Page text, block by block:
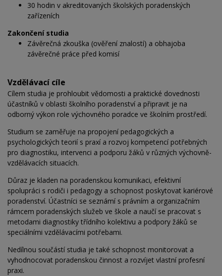
30 hodin v akreditovaných školských poradenských
zařízeních
Zakončení studia
Závěrečná zkouška (ověření znalostí) a obhajoba
závěrečné práce před komisí
Vzdělávací cíle
Cílem studia je prohloubit vědomosti a praktické dovednosti
účastníků v oblasti školního poradenství a připravit je na
odborný výkon role výchovného poradce ve školním prostředí.
Studium se zaměřuje na propojení pedagogických a
psychologických teorií s praxí a rozvoj kompetencí potřebných
pro diagnostiku, intervenci a podporu žáků v různých výchovně-
vzdělávacích situacích.
Důraz je kladen na poradenskou komunikaci, efektivní
spolupráci s rodiči i pedagogy a schopnost poskytovat kariérové
poradenství. Účastníci se seznámí s právním a organizačním
rámcem poradenských služeb ve škole a naučí se pracovat s
metodami diagnostiky třídního kolektivu a podpory žáků se
speciálními vzdělávacími potřebami.
Nedílnou součástí studia je také schopnost monitorovat a
vyhodnocovat poradenskou činnost a rozvíjet vlastní profesní
praxi.